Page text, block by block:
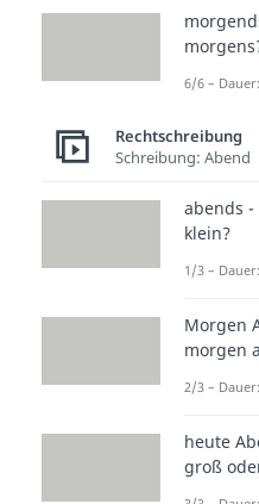
6/6 –
Rechtschreibung
Schreibung: Abend
abends
klein?
1/3 –
Morgen
morgen
2/3 –
heute
groß